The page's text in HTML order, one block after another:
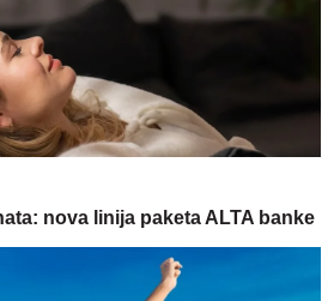
nova linija paketa ALTA banke